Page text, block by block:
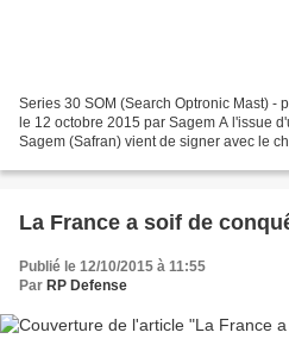
Series 30 SOM (Search Optronic Mast) -
le 12 octobre 2015 par Sagem A l'issue
Sagem (Safran) vient de signer avec le
La France a soif de
Publié le 12/10/2015 à 11:55
Par RP Defense